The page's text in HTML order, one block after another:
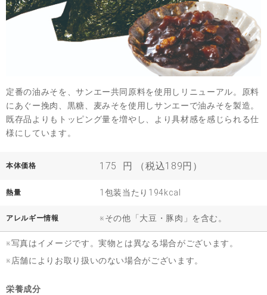
定番の油みそを、サンエー共同原料を使用しリニューアル。原料
にあぐー挽肉、黒糖、麦みそを使用しサンエーで油みそを製造。
既存品よりもトッピング量を増やし、より具材感を感じられる仕
様にしています。
本体価格 175 円 （税込189円）
熱量 1包装当たり194kcal
アレルギー情報 ※その他「大豆・豚肉」を含む。
※写真はイメージです。実物とは異なる場合がございます。
※店舗によりお取り扱いのない場合がございます。
栄養成分